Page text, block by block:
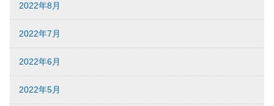
2022年8月
2022年7月
2022年6月
2022年5月